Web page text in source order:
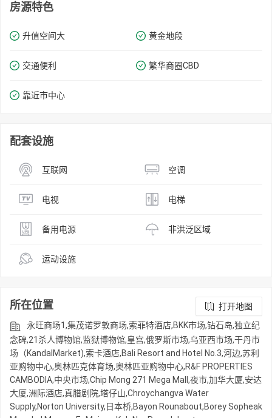
房源特色
升值空间大 黄金地段
交通便利 繁华商圈​​CBD
靠近市中心
配套设施
互联网 空调
电视 电梯
备用电源 非洪泛区域
运动设施
所在位置
打开地图
永旺商场1,集茂诺罗敦商场,索菲特酒店,BKK市场,钻石岛,独立纪
念碑,21杀人博物馆,监狱博物馆,皇宫,俄罗斯市场,乌亚西市场,干丹市
场（KandalMarket),索卡酒店,Bali Resort and Hotel No.3,河边,苏利
亚购物中心,奥林匹克体育场,奥林匹亚购物中心,R&F PROPERTIES
CAMBODIA,中央市场,Chip Mong 271 Mega Mall,夜市,加华大厦,安达
大厦,洲际酒店,真腊剧院,塔仔山,Chroychangva Water
Supply,Norton University,日本桥,Bayon Rounabout,Borey Sopheak